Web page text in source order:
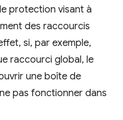
protection visant à
des raccourcis
si, par exemple,
raccourci global, le
une boîte de
pas fonctionner dans